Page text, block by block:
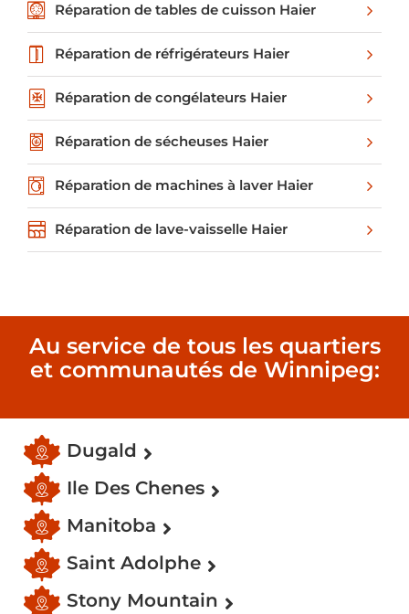
Réparation de tables de cuisson Haier
Réparation de réfrigérateurs Haier
Réparation de congélateurs Haier
Réparation de sécheuses Haier
Réparation de machines à laver Haier
Réparation de lave-vaisselle Haier
Au service de tous les quartiers
et communautés de Winnipeg:
Dugald
Ile Des Chenes
Manitoba
Saint Adolphe
Stony Mountain